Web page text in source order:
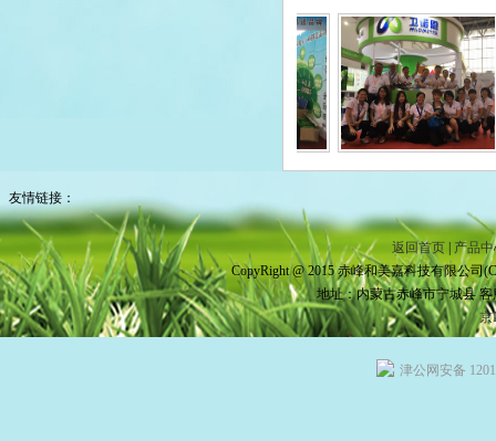
友情链接：
返回首页
产品
CopyRight @ 2015 赤峰和美嘉科技有限公司
地址：内蒙古赤峰市宁城县 客
京
津公网安备